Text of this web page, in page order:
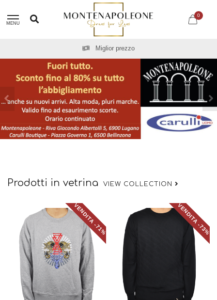
MENU
0
Spedizione gratuita a partire da CHF 100.00
Prodotti in vetrina VIEW COLLECTION
VENDITA -71% VENDITA -73%